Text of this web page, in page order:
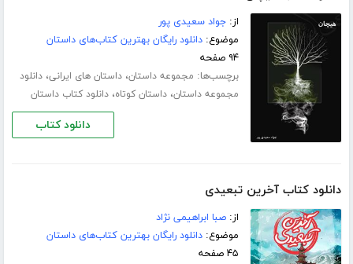
از:جواد سعیدی پور
موضوع:دانلود رایگان بهترین کتاب‌های داستان
۹۴ صفحه
برچسب‌ها: مجموعه داستان،داستان های ایرانی،دانلود
مجموعه داستان،داستان کوتاه،دانلود کتاب داستان
دانلود کتاب
دانلود کتاب آخرین تبعیدی
از:صبا ابراهیمی نژاد
موضوع:دانلود رایگان بهترین کتاب‌های داستان
۴۵ صفحه